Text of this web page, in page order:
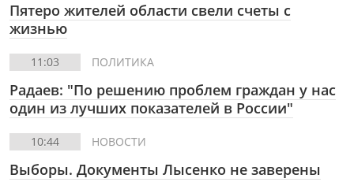
Пятеро жителей области свели счеты с
жизнью
11:03 ПОЛИТИКА
Радаев: "По решению проблем граждан у нас
один из лучших показателей в России"
10:44 НОВОСТИ
Выборы. Документы Лысенко не заверены